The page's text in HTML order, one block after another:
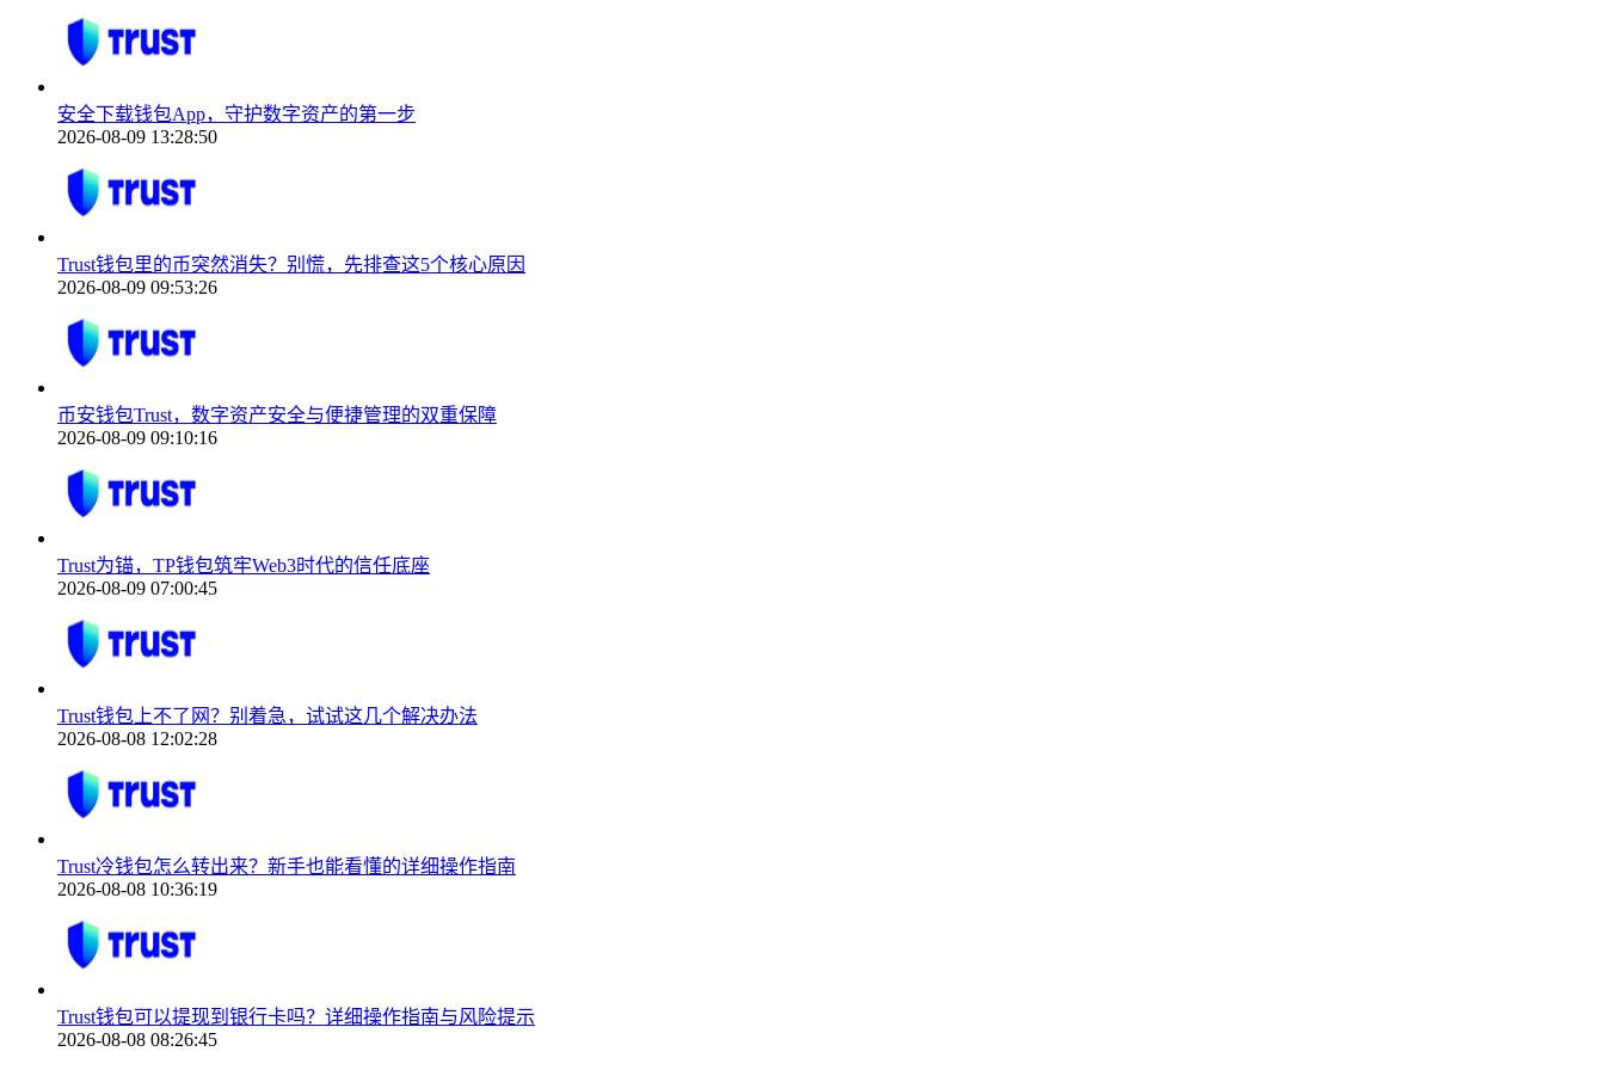
安全下载钱包App，守护数字资产的第一步
2026-08-09 13:28:50
Trust钱包里的币突然消失？别慌，先排查这5个核心原因
2026-08-09 09:53:26
币安钱包Trust，数字资产安全与便捷管理的双重保障
2026-08-09 09:10:16
Trust为锚，TP钱包筑牢Web3时代的信任底座
2026-08-09 07:00:45
Trust钱包上不了网？别着急，试试这几个解决办法
2026-08-08 12:02:28
Trust冷钱包怎么转出来？新手也能看懂的详细操作指南
2026-08-08 10:36:19
Trust钱包可以提现到银行卡吗？详细操作指南与风险提示
2026-08-08 08:26:45